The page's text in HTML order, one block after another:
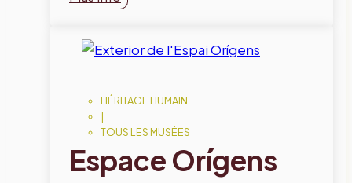
HÉRITAGE HUMAIN
|
TOUS LES MUSÉES
Espace Orígens